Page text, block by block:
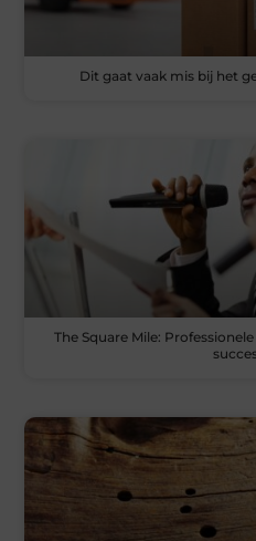
Dit gaat vaak mis bij het
The Square Mile: